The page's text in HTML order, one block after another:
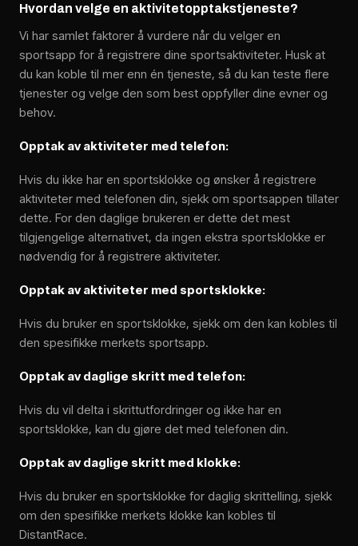
Hvordan velge en aktivitetopptakstjeneste?
Vi har samlet faktorer å vurdere når du velger en
sportsapp for å registrere dine sportsaktiviteter. Husk at
du kan koble til mer enn én tjeneste, så du kan teste flere
tjenester og velge den som best oppfyller dine evner og
behov.
Opptak av aktiviteter med telefon:
Hvis du ikke har en sportsklokke og ønsker å registrere
aktiviteter med telefonen din, sjekk om sportsappen tillater
dette. For den daglige brukeren er dette det mest
tilgjengelige alternativet, da ingen ekstra sportsklokke er
nødvendig for å registrere aktiviteter.
Opptak av aktiviteter med sportsklokke:
Hvis du bruker en sportsklokke, sjekk om den kan kobles til
den spesifikke merkets sportsapp.
Opptak av daglige skritt med telefon:
Hvis du vil delta i skrittutfordringer og ikke har en
sportsklokke, kan du gjøre det med telefonen din.
Opptak av daglige skritt med klokke:
Hvis du bruker en sportsklokke for daglig skrittelling, sjekk
om den spesifikke merkets klokke kan kobles til
DistantRace.